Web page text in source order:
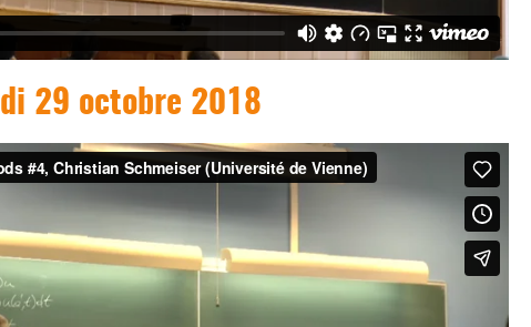
29 octobre 2018